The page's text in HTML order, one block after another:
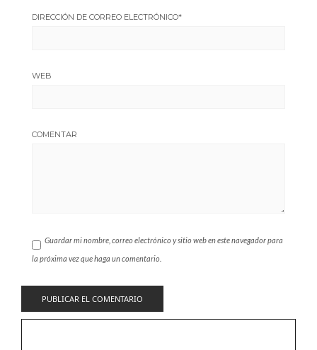
de iOS 18»
DIRECCIÓN DE CORREO ELECTRÓNICO*
WEB
COMENTAR
Guardar mi nombre, correo electrónico y sitio web en este navegador para
la próxima vez que haga un comentario.